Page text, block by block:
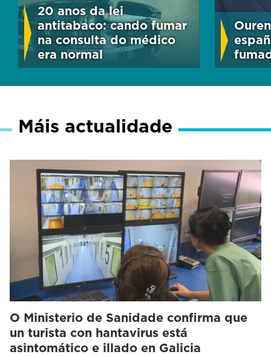
20 anos da lei
antitabaco: cando fumar
na consulta do médico
era normal
Máis actualidade
O Ministerio de Sanidade confirma que
un turista con hantavirus está
asintomático e illado en Galicia